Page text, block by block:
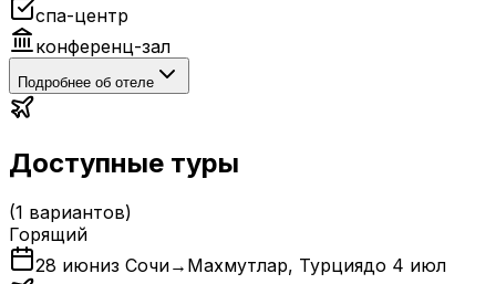
спа-центр
конференц-зал
Подробнее об отеле
Доступные туры
(1 вариантов)
Горящий
28 июниз Сочи→ Махмутлар, Турциядо 4 июл